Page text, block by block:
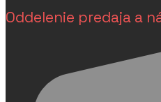
Oddelenie predaja a